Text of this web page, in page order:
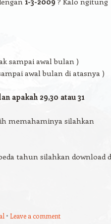
sampai awal bulan )
awal bulan di atasnya )
apakah 29,30 atau 31
memahaminya silahkan
tahun silahkan download
Leave a comment